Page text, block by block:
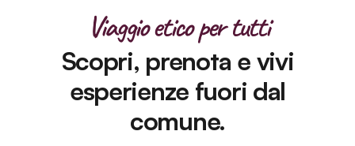
Viaggio etico per tutti
Scopri, prenota e vivi
esperienze fuori dal
comune.